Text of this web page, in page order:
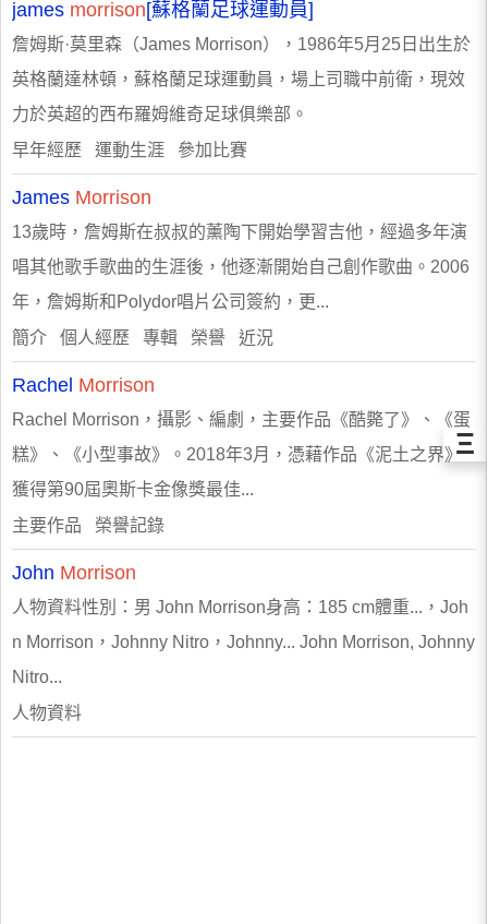
james morrison[蘇格蘭足球運動員]
詹姆斯·莫里森（James Morrison），1986年5月25日出生於
英格蘭達林頓，蘇格蘭足球運動員，場上司職中前衛，現效
力於英超的西布羅姆維奇足球俱樂部。
早年經歷 運動生涯 參加比賽
James Morrison
13歲時，詹姆斯在叔叔的薰陶下開始學習吉他，經過多年演
唱其他歌手歌曲的生涯後，他逐漸開始自己創作歌曲。2006
年，詹姆斯和Polydor唱片公司簽約，更...
簡介 個人經歷 專輯 榮譽 近況
Rachel Morrison
Rachel Morrison，攝影、編劇，主要作品《酷斃了》、《蛋
糕》、《小型事故》。2018年3月，憑藉作品《泥土之界》
獲得第90屆奧斯卡金像獎最佳...
主要作品 榮譽記錄
John Morrison
人物資料性別：男 John Morrison身高：185 cm體重...，Joh
n Morrison，Johnny Nitro，Johnny... John Morrison, Johnny
Nitro...
人物資料
Ξ